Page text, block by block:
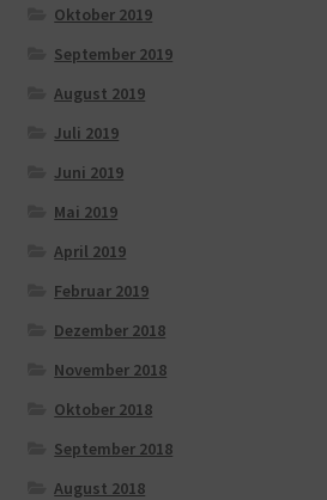
Oktober 2019
September 2019
August 2019
Juli 2019
Juni 2019
Mai 2019
April 2019
Februar 2019
Dezember 2018
November 2018
Oktober 2018
September 2018
August 2018